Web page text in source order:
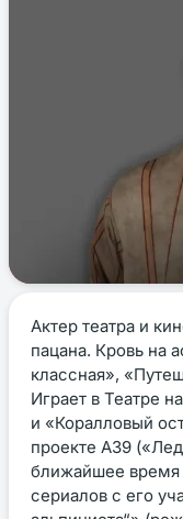
Актер театра и
пацана. Кровь на
классная»,
Играет в Театре
и «Коралловый
проекте А39
ближайшее время
сериалов с его